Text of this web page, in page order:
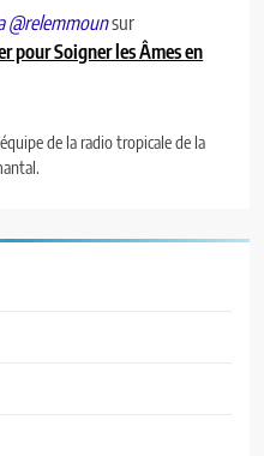
@relemmounsur
pour Soigner les Âmes en
de la radio tropicale de la